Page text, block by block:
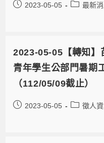
2023-05-05 最新
2023-05-05【轉知】
青年學生公部門暑期
（112/05/09截止）
2023-05-05 徵人資